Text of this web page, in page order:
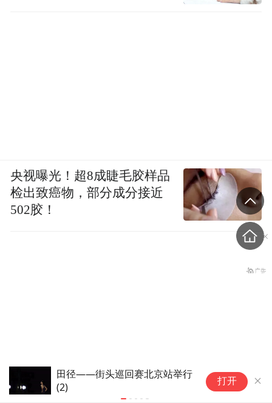
福建培田：“客家庄园”的古韵新
声
打开
央视曝光！超8成睫毛胶样品
检出致癌物，部分成分接近
502胶！
盗香窃玉：我的青春就是赌出来的